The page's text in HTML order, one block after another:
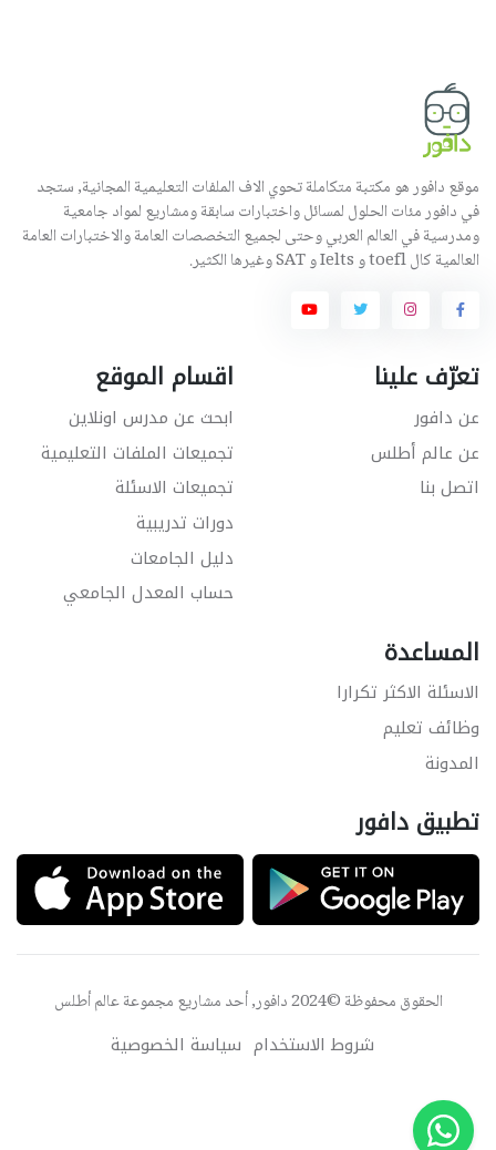
موقع دافور هو مكتبة متكاملة تحوي الاف الملفات التعليمية المجانية, ستجد
في دافور مئات الحلول لمسائل واختبارات سابقة ومشاريع لمواد جامعية
ومدرسية في العالم العربي وحتى لجميع التخصصات العامة والاختبارات العامة
العالمية كال toefl و Ielts و SAT وغيرها الكثير.
تعرّف علينا
عن دافور
عن عالم أطلس
اتصل بنا
اقسام الموقع
ابحث عن مدرس اونلاين
تجميعات الملفات التعليمية
تجميعات الاسئلة
دورات تدريبية
دليل الجامعات
حساب المعدل الجامعي
المساعدة
الاسئلة الاكثر تكرارا
وظائف تعليم
المدونة
تطبيق دافور
الحقوق محفوظة ©2024 دافور, أحد مشاريع مجموعة عالم أطلس
شروط الاستخدام سياسة الخصوصية